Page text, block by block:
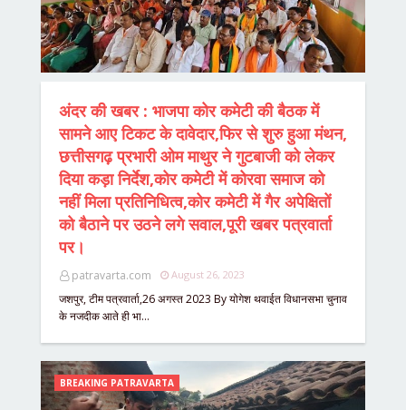
अंदर की खबर : भाजपा कोर कमेटी की बैठक में
सामने आए टिकट के दावेदार,फिर से शुरु हुआ मंथन,
छत्तीसगढ़ प्रभारी ओम माथुर ने गुटबाजी को लेकर
दिया कड़ा निर्देश,कोर कमेटी में कोरवा समाज को
नहीं मिला प्रतिनिधित्व,कोर कमेटी में गैर अपेक्षितों
को बैठाने पर उठने लगे सवाल,पूरी खबर पत्रवार्ता
पर।
patravarta.com August 26, 2023
जशपुर, टीम पत्रवार्ता,26 अगस्त 2023 By योगेश थवाईत विधानसभा चुनाव
के नजदीक आते ही भा…
BREAKING PATRAVARTA